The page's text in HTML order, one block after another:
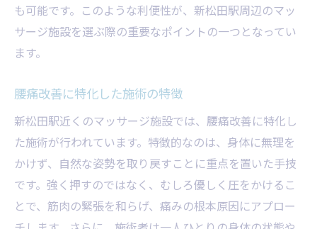
新松田駅で受けられる腰痛改善のための特別な
マッサージ
腰痛の再発防止に役立つケア方法
新松田駅周辺の施術施設の紹介
施術後の変化を実感するためのヒント
腰痛に悩むあなたへ新松田駅近くのマッサージ
で解決策を
も可能です。このような利便性が、新松田駅周辺のマッ
サージ施設を選ぶ際の重要なポイントの一つとなってい
ます。
腰痛改善に特化した施術の特徴
新松田駅近くのマッサージ施設では、腰痛改善に特化し
た施術が行われています。特徴的なのは、身体に無理を
かけず、自然な姿勢を取り戻すことに重点を置いた手技
です。強く押すのではなく、むしろ優しく圧をかけるこ
とで、筋肉の緊張を和らげ、痛みの根本原因にアプロー